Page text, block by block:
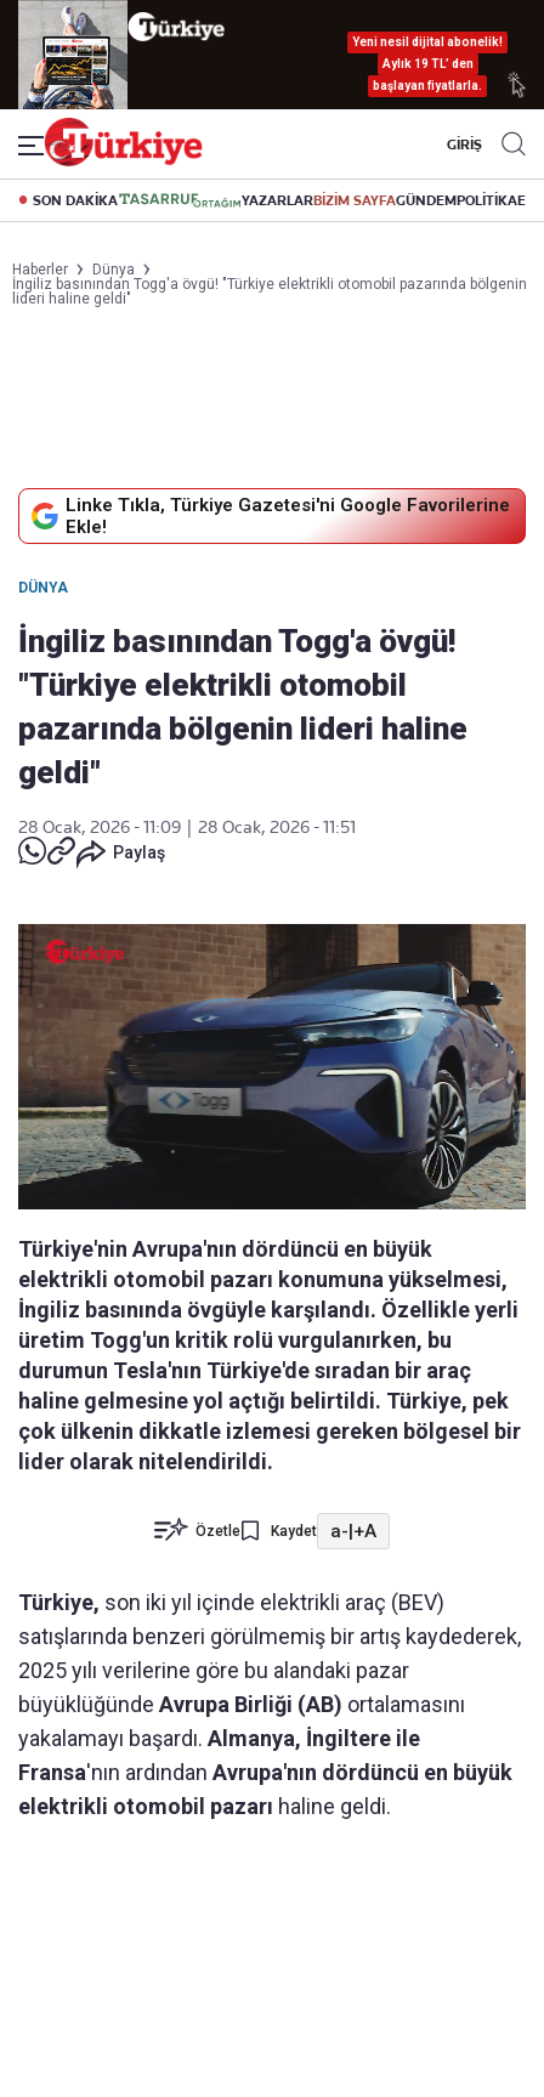
Yeni nesil dijital abonelik!
Aylık 19 TL’ den
başlayan fiyatlarla.
GİRİŞ
SON DAKİKA YAZARLARBİZİM SAYFAGÜNDEMPOLİTİKA
Haberler
Dünya
İngiliz basınından Togg'a övgü! "Türkiye elektrikli otomobil pazarında bölgenin
lideri haline geldi"
Linke Tıkla, Türkiye Gazetesi'ni Google Favorilerine
Ekle!
DÜNYA
İngiliz basınından Togg'a övgü!
"Türkiye elektrikli otomobil
pazarında bölgenin lideri haline
geldi"
28 Ocak, 2026 - 11:09
28 Ocak, 2026 - 11:51
Paylaş
Türkiye'nin Avrupa'nın dördüncü en büyük
elektrikli otomobil pazarı konumuna yükselmesi,
İngiliz basınında övgüyle karşılandı. Özellikle yerli
üretim Togg'un kritik rolü vurgulanırken, bu
durumun Tesla'nın Türkiye'de sıradan bir araç
haline gelmesine yol açtığı belirtildi. Türkiye, pek
çok ülkenin dikkatle izlemesi gereken bölgesel bir
lider olarak nitelendirildi.
Özetle Kaydet a-|+A
Türkiye, son iki yıl içinde elektrikli araç (BEV)
satışlarında benzeri görülmemiş bir artış kaydederek,
2025 yılı verilerine göre bu alandaki pazar
büyüklüğünde Avrupa Birliği (AB) ortalamasını
yakalamayı başardı. Almanya, İngiltere ile
Fransa'nın ardından Avrupa'nın dördüncü en büyük
elektrikli otomobil pazarı haline geldi.